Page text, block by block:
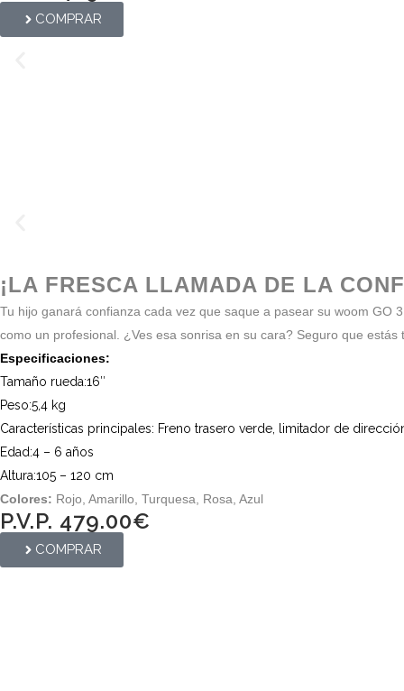
COMPRAR
¡LA FRESCA LLAMADA DE LA
Tu hijo ganará confianza cada vez que saque a pasear su woom
como un profesional. ¿Ves esa sonrisa en su cara? Seguro que estás
Especificaciones:
Tamaño rueda:16″
Peso:5,4 kg
Características principales: Freno trasero verde, limitador de
Edad:4 – 6 años
Altura:105 – 120 cm
Colores: Rojo, Amarillo, Turquesa, Rosa, Azul
P.V.P. 479.00€
COMPRAR